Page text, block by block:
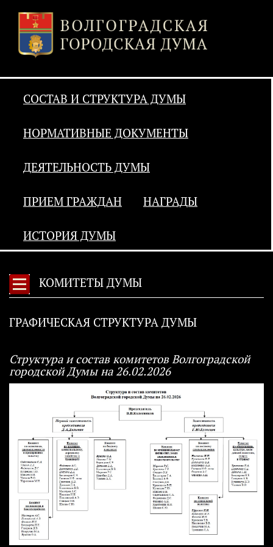
СОСТАВ И СТРУКТУРА ДУМЫ
НОРМАТИВНЫЕ ДОКУМЕНТЫ
ДЕЯТЕЛЬНОСТЬ ДУМЫ
ПРИЕМ ГРАЖДАН НАГРАДЫ
ИСТОРИЯ ДУМЫ
КОМИТЕТЫ ДУМЫ
ГРАФИЧЕСКАЯ СТРУКТУРА ДУМЫ
Структура и состав комитетов Волгоградской
городской Думы на 26.02.2026